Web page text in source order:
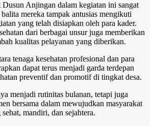
Dusun Anjingan dalam kegiatan ini sangat
mereka tampak antusias mengikuti
yang telah disiapkan oleh para kader.
dari berbagai unsur juga memberikan
kualitas pelayanan yang diberikan.
tenaga kesehatan profesional dan para
dapat terus menjadi garda terdepan
preventif dan promotif di tingkat desa.
menjadi rutinitas bulanan, tetapi juga
bersama dalam mewujudkan masyarakat
mandiri, dan sejahtera.